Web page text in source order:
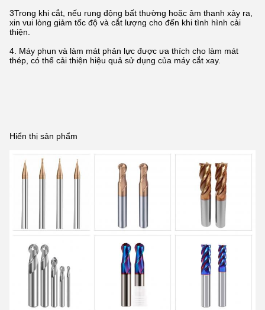
3Trong khi cắt, nếu rung động bất thường hoặc âm thanh xảy ra,
xin vui lòng giảm tốc độ và cắt lượng cho đến khi tình hình cải
thiện.
4. Máy phun và làm mát phản lực được ưa thích cho làm mát
thép, có thể cải thiện hiệu quả sử dụng của máy cắt xay.
Hiển thị sản phẩm